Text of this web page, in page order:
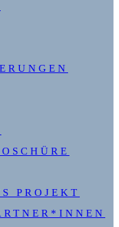
PROJEKT